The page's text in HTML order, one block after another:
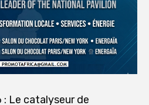
Le catalyseur de